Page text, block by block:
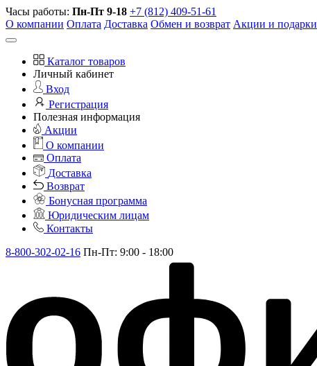
Часы работы: Пн-Пт 9-18 +7 (812) 409-51-61
О компании Оплата Доставка Обмен и возврат Акции и подарки
Каталог товаров
Личный кабинет
Вход
Регистрация
Полезная информация
Акции
О компании
Оплата
Доставка
Возврат
Бонусная программа
Юридическим лицам
Контакты
8-800-302-02-16 Пн-Пт: 9:00 - 18:00